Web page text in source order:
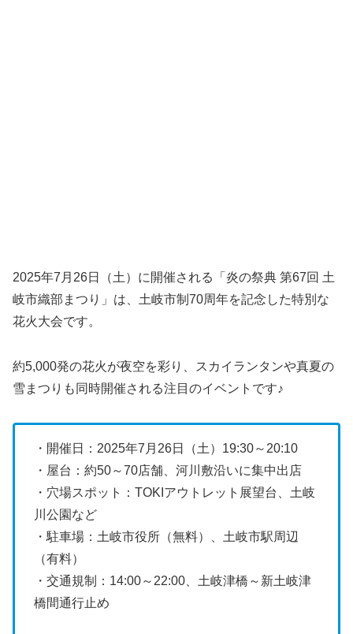
2025年7月26日（土）に開催される「炎の祭典 第67回 土
岐市織部まつり」は、土岐市制70周年を記念した特別な
花火大会です。
約5,000発の花火が夜空を彩り、スカイランタンや真夏の
雪まつりも同時開催される注目のイベントです♪
・開催日：2025年7月26日（土）19:30～20:10
・屋台：約50～70店舗、河川敷沿いに集中出店
・穴場スポット：TOKIアウトレット展望台、土岐
川公園など
・駐車場：土岐市役所（無料）、土岐市駅周辺
（有料）
・交通規制：14:00～22:00、土岐津橋～新土岐津
橋間通行止め